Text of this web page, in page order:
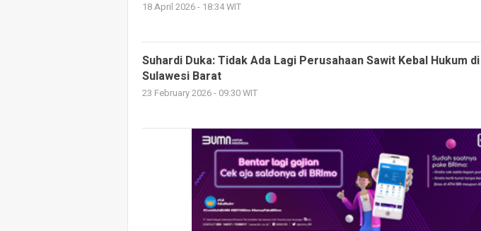
18 April 2026 - 18:34 WIT
Suhardi Duka: Tidak Ada Lagi Perusahaan Sawit Kebal Hukum di
Sulawesi Barat
23 February 2026 - 09:30 WIT